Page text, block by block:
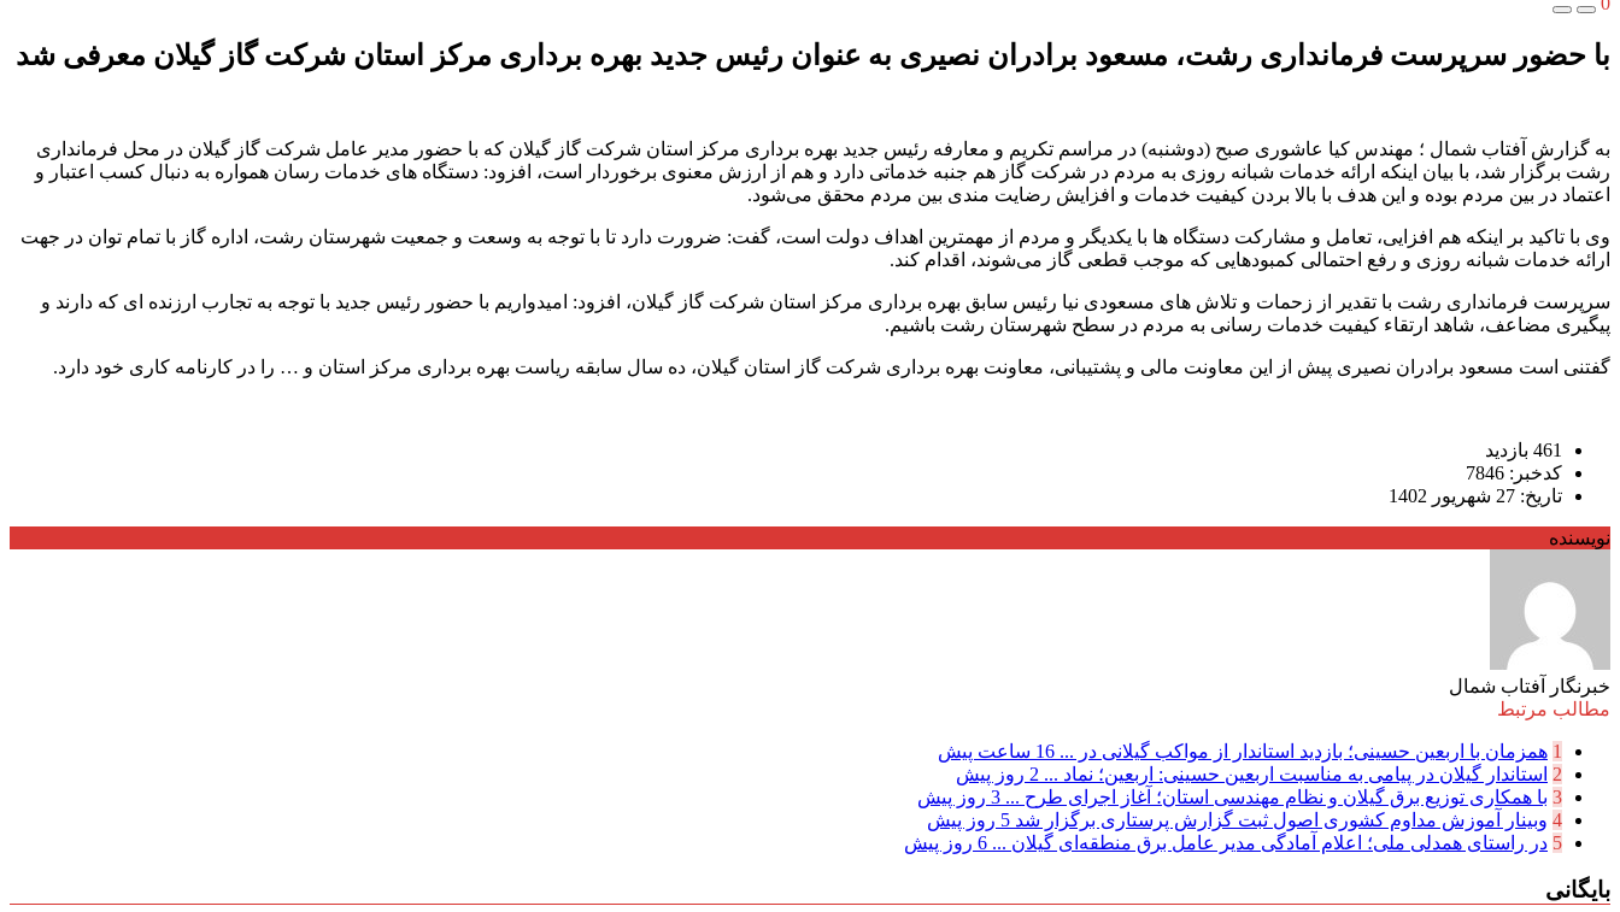
با حضور سرپرست فرمانداری رشت، مسعود برادران نصیری به عنوان رئیس جدید بهره برداری مرکز استان شرکت گاز گیلان معرفی شد
به گزارش آفتاب شمال ؛ مهندس کیا عاشوری صبح (دوشنبه) در مراسم تکریم و معارفه رئیس جدید بهره برداری مرکز استان شرکت گاز گیلان که با حضور مدیر عامل شرکت گاز گیلان در محل فرمانداری
رشت برگزار شد، با بیان اینکه ارائه خدمات شبانه روزی به مردم در شرکت گاز هم جنبه خدماتی دارد و هم از ارزش معنوی برخوردار است، افزود: دستگاه های خدمات رسان همواره به دنبال کسب اعتبار و
اعتماد در بین مردم بوده و این هدف با بالا بردن کیفیت خدمات و افزایش رضایت مندی بین مردم محقق می‌شود.
وی با تاکید بر اینکه هم افزایی، تعامل و مشارکت دستگاه ها با یکدیگر و مردم از مهمترین اهداف دولت است، گفت: ضرورت دارد تا با توجه به وسعت و جمعیت شهرستان رشت، اداره گاز با تمام توان در جهت
ارائه خدمات شبانه روزی و رفع احتمالی کمبودهایی که موجب قطعی گاز می‌شوند، اقدام کند.
سرپرست فرمانداری رشت با تقدیر از زحمات و تلاش های مسعودی نیا رئیس سابق بهره برداری مرکز استان شرکت گاز گیلان، افزود: امیدواریم با حضور رئیس جدید با توجه به تجارب ارزنده ای که دارند و
پیگیری مضاعف، شاهد ارتقاء کیفیت خدمات رسانی به مردم در سطح شهرستان رشت باشیم.
گفتنی است مسعود برادران نصیری پیش از این معاونت مالی و پشتیبانی، معاونت بهره برداری شرکت گاز استان گیلان، ده سال سابقه ریاست بهره برداری مرکز استان و … را در کارنامه کاری خود دارد.
461 بازدید
کدخبر: 7846
تاریخ: 27 شهریور 1402
نویسنده
خبرنگار آفتاب شمال
مطالب مرتبط
1 همزمان با اربعین حسینی؛ بازدید استاندار از مواکب گیلانی در ... 16 ساعت پیش
2 استاندار گیلان در پیامی به مناسبت اربعین حسینی: اربعین؛ نماد ... 2 روز پیش
3 با همکاری توزیع برق گیلان و نظام مهندسی استان؛ آغاز اجرای طرح ... 3 روز پیش
4 وبینار آموزش مداوم کشوری اصول ثبت گزارش پرستاری برگزار شد 5 روز پیش
5 در راستای همدلی ملی؛ اعلام آمادگی مدیر عامل برق منطقه‌ای گیلان ... 6 روز پیش
بایگانی